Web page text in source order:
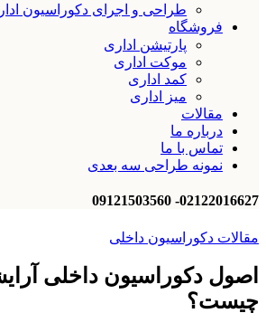
طراحی و اجرای دکوراسیون
فروشگاه
پارتیشن اداری
موکت اداری
کمد اداری
میز اداری
مقالات
درباره ما
تماس با ما
نمونه طراحی سه بعدی
02122016627- 09121503560
مقالات دکوراسیون داخلی
اصول دکوراسیون داخلی
چیست؟